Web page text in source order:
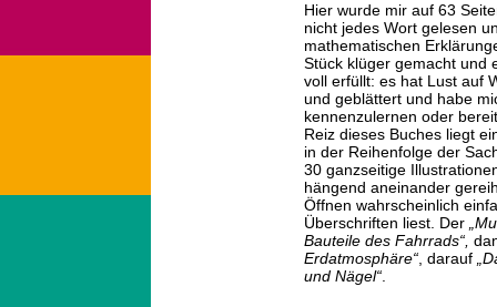
Hier wurde mir auf 63
nicht jedes Wort gelesen
mathematischen
Stück klüger gemacht und
voll erfüllt: es hat Lust auf
und geblättert und habe
kennenzulernen oder
Reiz dieses Buches liegt
in der Reihenfolge der
30 ganzseitige
hängend aneinander
Öffnen wahrscheinlich
Überschriften liest. Der
Bauteile des Fahrrads“,
Erdatmosphäre“ , darauf
und Nägel“